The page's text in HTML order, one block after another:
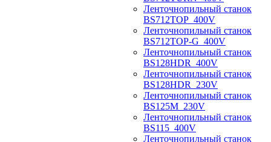
Ленточнопильный станок
BS712TOP_400V
Ленточнопильный станок
BS712TOP-G_400V
Ленточнопильный станок
BS128HDR_400V
Ленточнопильный станок
BS128HDR_230V
Ленточнопильный станок
BS125M_230V
Ленточнопильный станок
BS115_400V
Ленточнопильный станок